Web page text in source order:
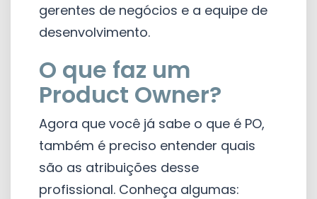
gerentes de negócios e a equipe de
desenvolvimento.
O que faz um
Product Owner?
Agora que você já sabe o que é PO,
também é preciso entender quais
são as atribuições desse
profissional. Conheça algumas: